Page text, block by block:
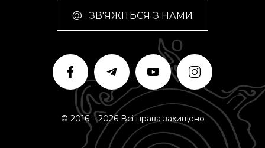
@ ЗВ'ЯЖІТЬСЯ З НАМИ
© 2016 – 2026 Всі права захищено